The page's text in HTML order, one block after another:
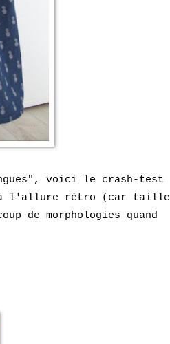
voici le crash-test
à l'allure rétro (car taille
de morphologies quand